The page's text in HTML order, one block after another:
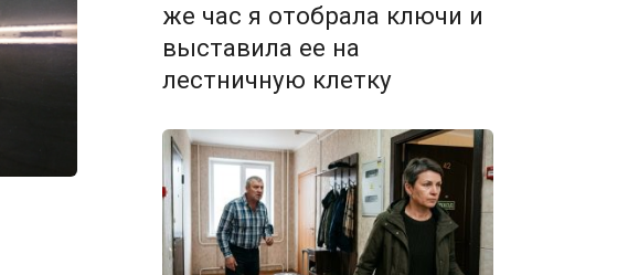
же час я отобрала ключи и
выставила ее на
лестничную клетку